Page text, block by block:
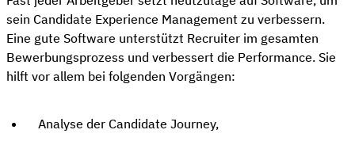
sein Candidate Experience Management zu verbessern.
Eine gute Software unterstützt Recruiter im gesamten
Bewerbungsprozess und verbessert die Performance. Sie
hilft vor allem bei folgenden Vorgängen:
Analyse der Candidate Journey,